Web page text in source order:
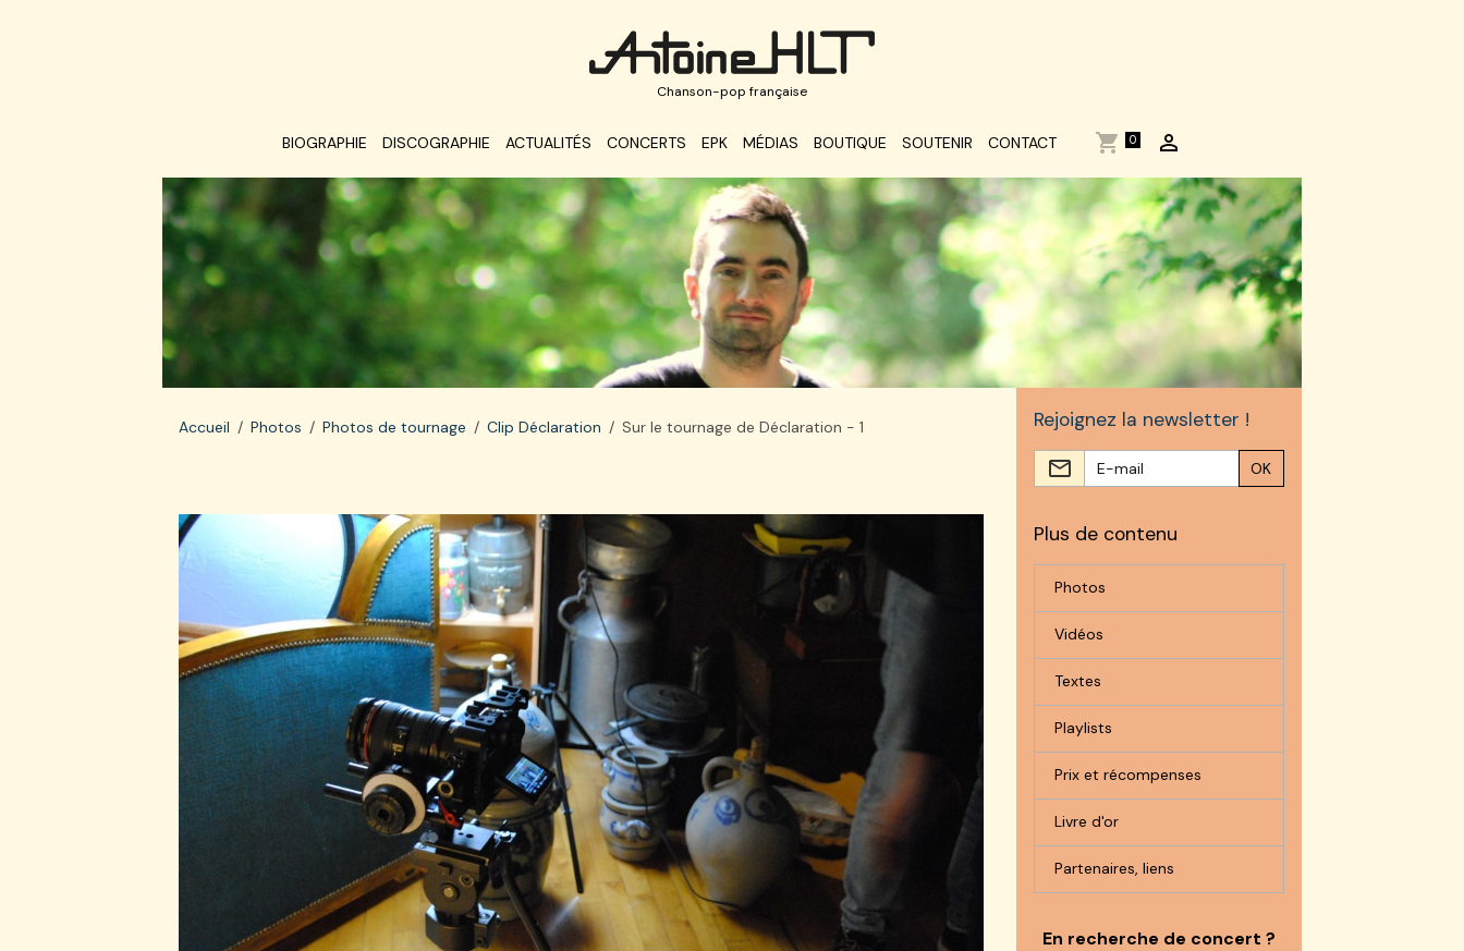
Chanson-pop française
BIOGRAPHIE DISCOGRAPHIE ACTUALITÉS CONCERTS EPK MÉDIAS BOUTIQUE SOUTENIR CONTACT 0
Accueil Photos Photos de tournage Clip Déclaration Sur le tournage de Déclaration - 1 Rejoignez la newsletter !
OK
Plus de contenu
Photos
Vidéos
Textes
Playlists
Prix et récompenses
Livre d'or
Partenaires, liens
En recherche de concert ?